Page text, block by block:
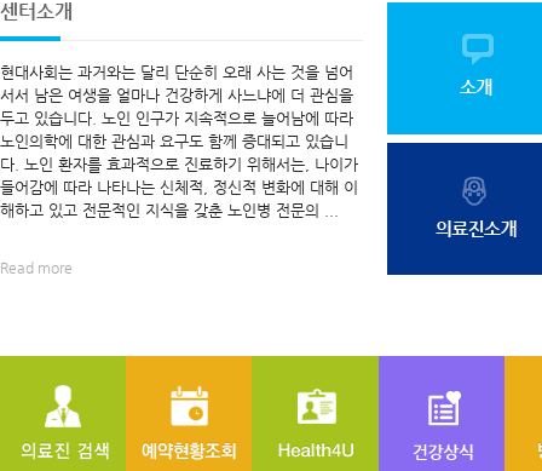
센터소개
현대사회는 과거와는 달리 단순히 오래 사는 것을 넘어
서서 남은 여생을 얼마나 건강하게 사느냐에 더 관심을
두고 있습니다. 노인 인구가 지속적으로 늘어남에 따라
노인의학에 대한 관심과 요구도 함께 증대되고 있습니
다. 노인 환자를 효과적으로 진료하기 위해서는, 나이가
들어감에 따라 나타나는 신체적, 정신적 변화에 대해 이
해하고 있고 전문적인 지식을 갖춘 노인병 전문의 ...
Read more